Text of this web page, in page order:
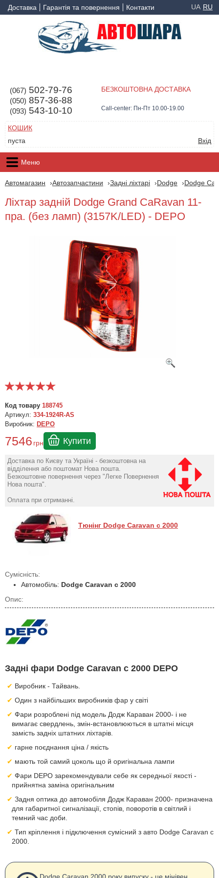
Доставка Гарантія та повернення Контакти UA RU
(067) 502-79-76
(050) 857-36-88
(093) 543-10-10
БЕЗКОШТОВНА ДОСТАВКА
Call-center: Пн-Пт 10.00-19.00
КОШИК
пуста
Вхід
Меню
Автомагазин Автозапчастини Задні ліхтарі Dodge Dodge
Ліхтар задній Dodge Grand CaRavan 11-
пра. (без ламп) (3157K/LED) - DEPO
Код товару 188745
Артикул: 334-1924R-AS
Виробник: DEPO
7546 грн Купити
Доставка по Києву та Україні - безкоштовна на
відділення або поштомат Нова пошта.
Безкоштовне повернення через "Легке Повернення
Нова пошта".
Оплата при отриманні.
Тюнінг Dodge Caravan с 2000
Сумісність:
Автомобіль: Dodge Caravan с 2000
Опис:
Задні фари Dodge Caravan с 2000 DEPO
Виробник - Тайвань.
Один з найбільших виробників фар у світі
Фари розроблені під модель Додж Караван 2000- і не
вимагає свердлень, змін-встановлюються в штатні місця
замість задніх штатних ліхтарів.
гарне поєднання ціна / якість
мають той самий цоколь що й оригінальна лампи
Фари DEPO зарекомендували себе як середньої якості -
прийнятна заміна оригінальним
Задня оптика до автомобіля Додж Караван 2000- призначена
для габаритної сигналізації, стопів, поворотів в світлий і
темний час доби.
Тип кріплення і підключення сумісний з авто Dodge Caravan с
2000.